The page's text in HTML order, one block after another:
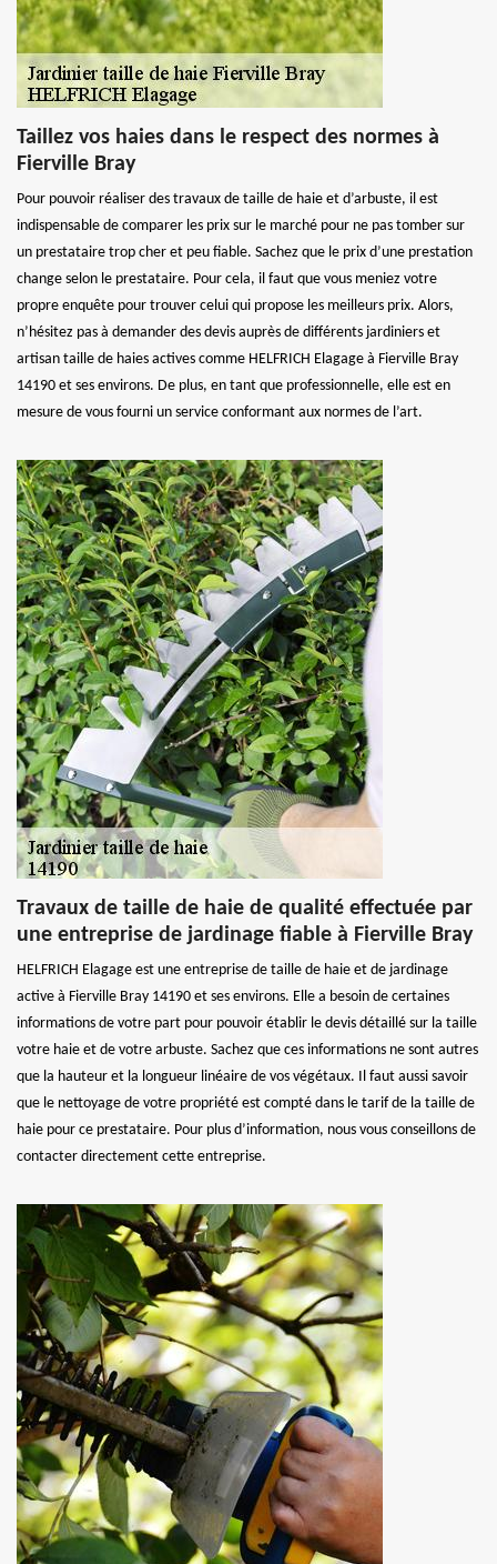
Taillez vos haies dans le respect des normes à
Fierville Bray
Pour pouvoir réaliser des travaux de taille de haie et d’arbuste, il est
indispensable de comparer les prix sur le marché pour ne pas tomber sur
un prestataire trop cher et peu fiable. Sachez que le prix d’une prestation
change selon le prestataire. Pour cela, il faut que vous meniez votre
propre enquête pour trouver celui qui propose les meilleurs prix. Alors,
n’hésitez pas à demander des devis auprès de différents jardiniers et
artisan taille de haies actives comme HELFRICH Elagage à Fierville Bray
14190 et ses environs. De plus, en tant que professionnelle, elle est en
mesure de vous fourni un service conformant aux normes de l’art.
Travaux de taille de haie de qualité effectuée par
une entreprise de jardinage fiable à Fierville Bray
HELFRICH Elagage est une entreprise de taille de haie et de jardinage
active à Fierville Bray 14190 et ses environs. Elle a besoin de certaines
informations de votre part pour pouvoir établir le devis détaillé sur la taille
votre haie et de votre arbuste. Sachez que ces informations ne sont autres
que la hauteur et la longueur linéaire de vos végétaux. Il faut aussi savoir
que le nettoyage de votre propriété est compté dans le tarif de la taille de
haie pour ce prestataire. Pour plus d’information, nous vous conseillons de
contacter directement cette entreprise.